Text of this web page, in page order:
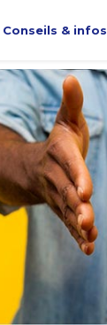
Conseils & infos